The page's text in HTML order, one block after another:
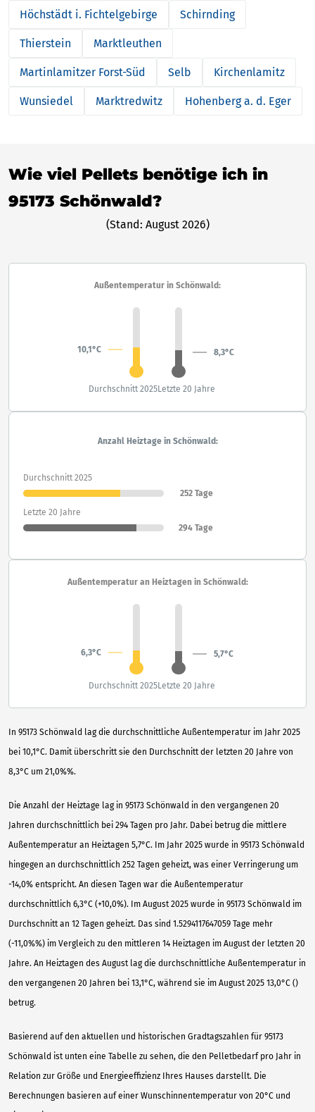
Höchstädt i. Fichtelgebirge Schirnding
Thierstein Marktleuthen
Martinlamitzer Forst-Süd Selb Kirchenlamitz
Wunsiedel Marktredwitz Hohenberg a. d. Eger
Wie viel Pellets benötige ich in
95173 Schönwald?
(Stand: August 2026)
In 95173 Schönwald lag die durchschnittliche Außentemperatur im Jahr 2025
bei 10,1°C. Damit überschritt sie den Durchschnitt der letzten 20 Jahre von
8,3°C um 21,0%%.
Die Anzahl der Heiztage lag in 95173 Schönwald in den vergangenen 20
Jahren durchschnittlich bei 294 Tagen pro Jahr. Dabei betrug die mittlere
Außentemperatur an Heiztagen 5,7°C. Im Jahr 2025 wurde in 95173 Schönwald
hingegen an durchschnittlich 252 Tagen geheizt, was einer Verringerung um
-14,0% entspricht. An diesen Tagen war die Außentemperatur
durchschnittlich 6,3°C (+10,0%). Im August 2025 wurde in 95173 Schönwald im
Durchschnitt an 12 Tagen geheizt. Das sind 1.5294117647059 Tage mehr
(-11,0%%) im Vergleich zu den mittleren 14 Heiztagen im August der letzten 20
Jahre. An Heiztagen des August lag die durchschnittliche Außentemperatur in
den vergangenen 20 Jahren bei 13,1°C, während sie im August 2025 13,0°C ()
betrug.
Basierend auf den aktuellen und historischen Gradtagszahlen für 95173
Schönwald ist unten eine Tabelle zu sehen, die den Pelletbedarf pro Jahr in
Relation zur Größe und Energieeffizienz Ihres Hauses darstellt. Die
Berechnungen basieren auf einer Wunschinnentemperatur von 20°C und
Außentemperatur in Schönwald:
10,1°C 8,3°C
Durchschnitt 2025Letzte 20 Jahre
Anzahl Heiztage in Schönwald:
Durchschnitt 2025
252 Tage
Letzte 20 Jahre
294 Tage
Außentemperatur an Heiztagen in Schönwald:
6,3°C 5,7°C
Durchschnitt 2025Letzte 20 Jahre